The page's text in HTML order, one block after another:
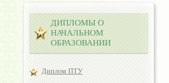
ДИПЛОМЫ О
НАЧАЛЬНОМ
ОБРАЗОВАНИИ
Диплом ПТУ